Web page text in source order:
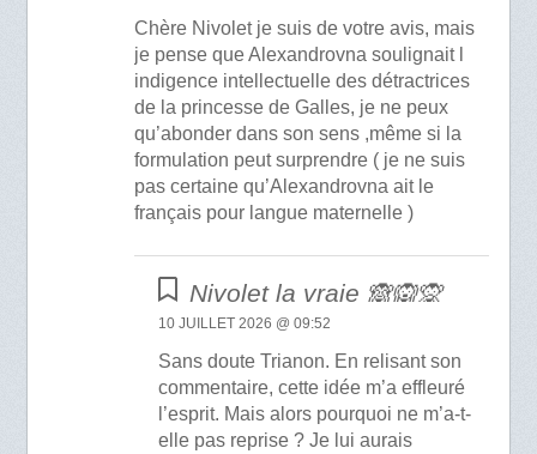
Chère Nivolet je suis de votre avis, mais
je pense que Alexandrovna soulignait l
indigence intellectuelle des détractrices
de la princesse de Galles, je ne peux
qu’abonder dans son sens ,même si la
formulation peut surprendre ( je ne suis
pas certaine qu’Alexandrovna ait le
français pour langue maternelle )
Nivolet la vraie 🙈🙉🙊
10 JUILLET 2026 @ 09:52
Sans doute Trianon. En relisant son
commentaire, cette idée m’a effleuré
l’esprit. Mais alors pourquoi ne m’a-t-
elle pas reprise ? Je lui aurais